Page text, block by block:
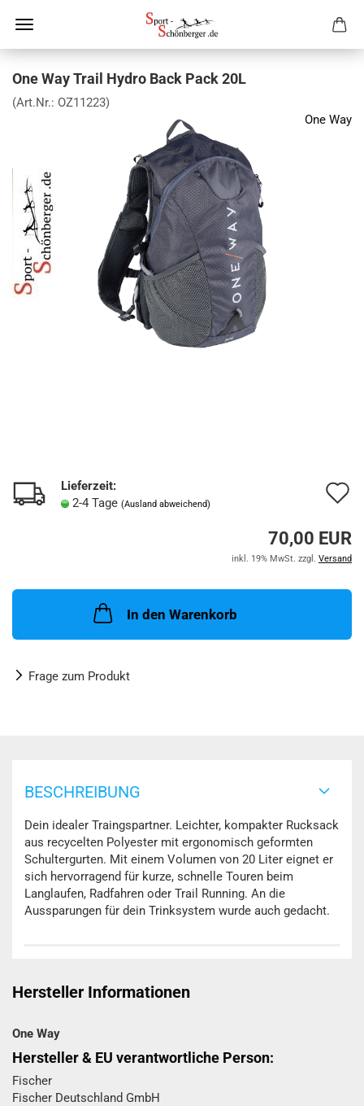
One Way Trail Hydro Back Pack 20L
(Art.Nr.: OZ11223)
One Way
Lieferzeit:
2-4 Tage (Ausland abweichend)
70,00 EUR
inkl. 19% MwSt. zzgl. Versand
In den Warenkorb
Frage zum Produkt
BESCHREIBUNG
Dein idealer Traingspartner. Leichter, kompakter Rucksack
aus recycelten Polyester mit ergonomisch geformten
Schultergurten. Mit einem Volumen von 20 Liter eignet er
sich hervorragend für kurze, schnelle Touren beim
Langlaufen, Radfahren oder Trail Running. An die
Aussparungen für dein Trinksystem wurde auch gedacht.
Hersteller Informationen
One Way
Hersteller & EU verantwortliche Person:
Fischer
Fischer Deutschland GmbH